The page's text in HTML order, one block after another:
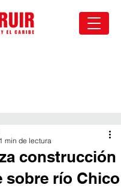
construcción
sobre río Chico
1 min de lectura